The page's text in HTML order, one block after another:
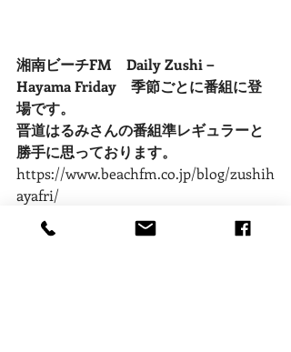
湘南ビーチFM　Daily Zushi－
Hayama Friday　季節ごとに番組に登
場です。
晋道はるみさんの番組準レギュラーと
勝手に思っております。
https://www.beachfm.co.jp/blog/zushih
ayafri/